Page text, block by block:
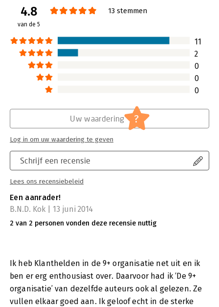
Coolblue
Verschijningsdatum:
23-2-2021
Hoofdrubriek:
4.8
van de 5
13 stemmen
11
2
0
0
0
Schrijf een recensie
Lees ons recensiebeleid
Uw waardering ?
Log in om uw waardering te geven
Een aanrader!
B.N.D. Kok | 13 juni 2014
2 van 2 personen vonden deze recensie nuttig
Ik heb Klanthelden in de 9+ organisatie net uit en ik
ben er erg enthousiast over. Daarvoor had ik ‘De 9+
organisatie’ van dezelfde auteurs ook al gelezen. Ze
vullen elkaar goed aan. Ik geloof echt in de sterke